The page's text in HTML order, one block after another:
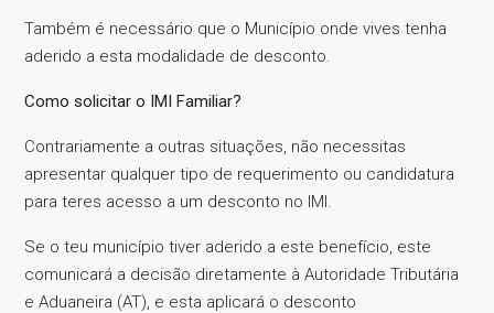
Também é necessário que o Município onde vives tenha
aderido a esta modalidade de desconto.
Como solicitar o IMI Familiar?
Contrariamente a outras situações, não necessitas
apresentar qualquer tipo de requerimento ou candidatura
para teres acesso a um desconto no IMI.
Se o teu município tiver aderido a este benefício, este
comunicará a decisão diretamente à Autoridade Tributária
e Aduaneira (AT), e esta aplicará o desconto